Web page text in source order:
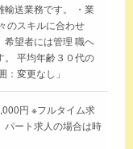
輸送業務です。 ・業
のスキルに合わせ
希望者には管理 職へ
。 平均年齢３０代の
：変更なし」
円 ※フルタイム求
パート求人の場合は時